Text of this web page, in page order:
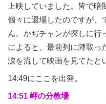
上映していました。皆で暗
個々に退場したのですが、
ん。かぢチャンが探しに行
によると、最前列に陣取っ
涙を流して映画を見てたと
14:49にここを出発。
14:51 岬の分教場